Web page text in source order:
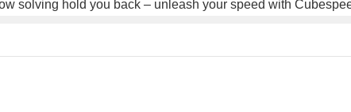
solving hold you back – unleash your speed with